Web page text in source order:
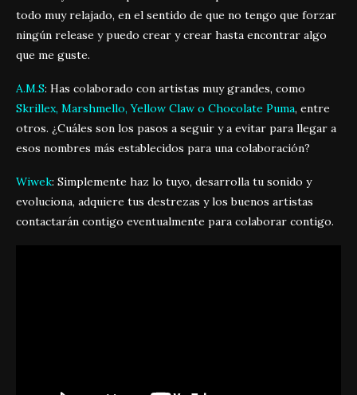
todo muy relajado, en el sentido de que no tengo que forzar
ningún release y puedo crear y crear hasta encontrar algo
que me guste.
A.M.S: Has colaborado con artistas muy grandes, como
Skrillex, Marshmello, Yellow Claw o Chocolate Puma, entre
otros. ¿Cuáles son los pasos a seguir y a evitar para llegar a
esos nombres más establecidos para una colaboración?
Wiwek: Simplemente haz lo tuyo, desarrolla tu sonido y
evoluciona, adquiere tus destrezas y los buenos artistas
contactarán contigo eventualmente para colaborar contigo.